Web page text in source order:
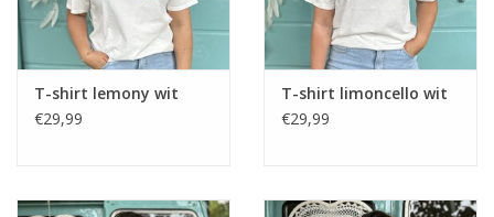
T-shirt lemony wit
€29,99
T-shirt limoncello wit
€29,99